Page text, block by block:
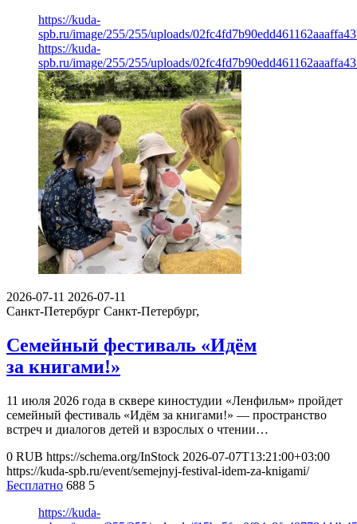
https://kuda-
spb.ru/image/255/255/uploads/
https://kuda-
spb.ru/image/255/255/uploads/
2026-07-11 2026-07-11
Санкт-Петербург Санкт-Петербург,
Семейный фестиваль «Идём
за книгами!»
11 июля 2026 года в сквере киностудии «Ленфильм» пройдет
семейный фестиваль «Идём за книгами!» — пространство
встреч и диалогов детей и взрослых о чтении…
0 RUB https://schema.org/InStock 2026-07-07T13:21:00+03:00
https://kuda-spb.ru/event/semejnyj-festival-idem-za-knigami/
Бесплатно 688 5
https://kuda-